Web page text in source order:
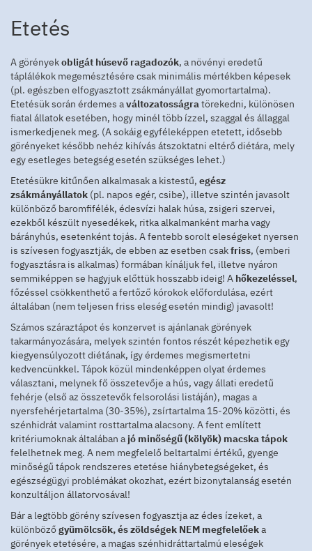
Etetés
A görényekobligát húsevő ragadozók, a növényi eredetű
táplálékok megemésztésére csak minimális mértékben képesek
(pl. egészben elfogyasztott zsákmányállat gyomortartalma).
Etetésük során érdemes aváltozatosságratörekedni, különösen
fiatal állatok esetében, hogy minél több ízzel, szaggal és állaggal
ismerkedjenek meg. (A sokáig egyféleképpen etetett, idősebb
görényeket később nehéz kihívás átszoktatni eltérő diétára, mely
egy esetleges betegség esetén szükséges lehet.)
Etetésükre kitűnően alkalmasak a kistestű, egész
zsákmányállatok (pl. napos egér, csibe), illetve szintén javasolt
különböző baromfifélék, édesvízi halak húsa, zsigeri szervei,
ezekből készült nyesedékek, ritka alkalmanként marha vagy
bárányhús, esetenként tojás. A fentebb sorolt eleségeket nyersen
is szívesen fogyasztják, de ebben az esetben csakfriss, (emberi
fogyasztásra is alkalmas) formában kínáljuk fel, illetve nyáron
semmiképpen se hagyjuk előttük hosszabb ideig! A hőkezeléssel,
főzéssel csökkenthető a fertőző kórokok előfordulása, ezért
általában (nem teljesen friss eleség esetén mindig) javasolt!
Számos száraztápot és konzervet is ajánlanak görények
takarmányozására, melyek szintén fontos részét képezhetik egy
kiegyensúlyozott diétának, így érdemes megismertetni
kedvencünkkel. Tápok közül mindenképpen olyat érdemes
választani, melynek fő összetevője a hús, vagy állati eredetű
fehérje (első az összetevők felsorolási listáján), magas a
nyersfehérjetartalma (30-35%), zsírtartalma 15-20% közötti, és
szénhidrát valamint rosttartalma alacsony. A fent említett
kritériumoknak általában a jó minőségű (kölyök) macska tápok
felelhetnek meg. A nem megfelelő beltartalmi értékű, gyenge
minőségű tápok rendszeres etetése hiánybetegségeket, és
egészségügyi problémákat okozhat, ezért bizonytalanság esetén
konzultáljon állatorvosával!
Bár a legtöbb görény szívesen fogyasztja az édes ízeket, a
különbözőgyümölcsök, és zöldségek NEM megfelelőeka
görények etetésére, a magas szénhidráttartalmú eleségek